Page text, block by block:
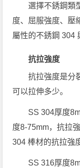
選擇不銹鋼類
度、屈服強度、壓
屬性的不銹鋼 304
抗拉強度
抗拉強度是分
可以拉伸多少。
SS 304厚度
度8-75mm，抗拉
304 棒材的抗拉強
SS 316厚度